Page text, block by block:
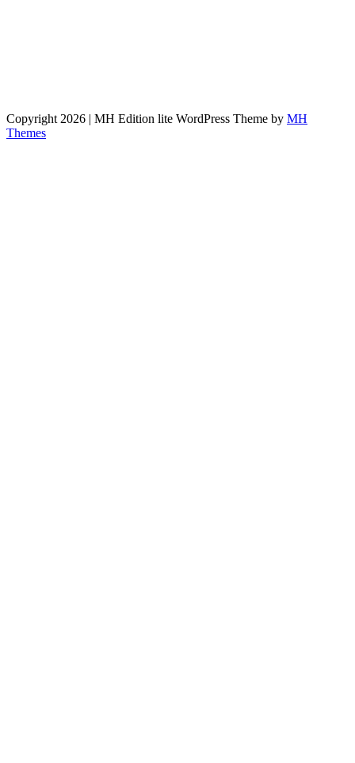
Copyright 2026 | MH Edition lite WordPress Theme by MH
Themes